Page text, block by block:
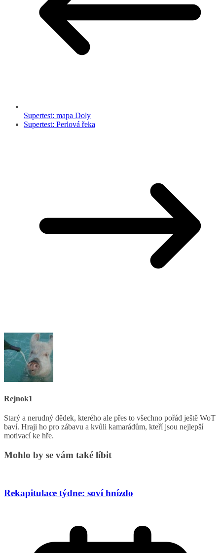
Supertest: mapa Doly
Supertest: Perlová řeka
Rejnok1
Starý a nerudný dědek, kterého ale přes to všechno pořád ještě WoT
baví. Hraji ho pro zábavu a kvůli kamarádům, kteří jsou nejlepší
motivací ke hře.
Mohlo by se vám také líbit
Rekapitulace týdne: soví hnízdo